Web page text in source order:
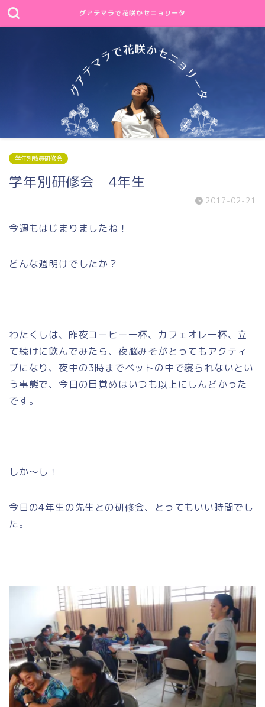
グアテマラで花咲かセニョリータ
学年別教員研修会
学年別研修会 4年生
2017-02-21
今週もはじまりましたね！
どんな週明けでしたか？
わたくしは、昨夜コーヒー一杯、カフェオレ一杯、立
て続けに飲んでみたら、夜脳みそがとってもアクティ
ブになり、夜中の3時までベットの中で寝られないとい
う事態で、今日の目覚めはいつも以上にしんどかった
です。
しか～し！
今日の4年生の先生との研修会、とってもいい時間でし
た。